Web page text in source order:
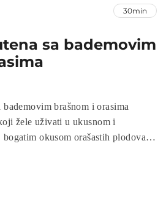
30min
sa bademovim
brašnom i orasima
žele uživati u ukusnom i